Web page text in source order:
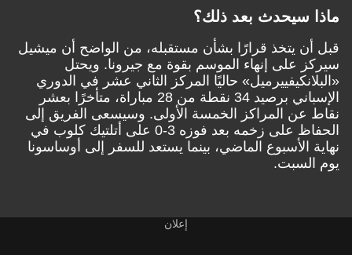
ماذا سيحدث بعد ذلك؟
قبل أن يتخذ قرارًا بشأن مستقبله، من الواضح أن ميشيل
سيركز على إنهاء الموسم بقوة مع جيرونا. ويحتل
«البلانكيفييرميل» حاليًا المركز الثاني عشر في الدوري
الإسباني برصيد 34 نقطة من 28 مباراة، متأخرًا بعشر
نقاط عن المراكز الخمسة الأولى. وسيسعى الفريق إلى
الحفاظ على زخمه بعد فوزه 3-0 على أتلتيك كلوب في
نهاية الأسبوع الماضي، بينما يستعد للسفر إلى أوساسونا
يوم السبت.